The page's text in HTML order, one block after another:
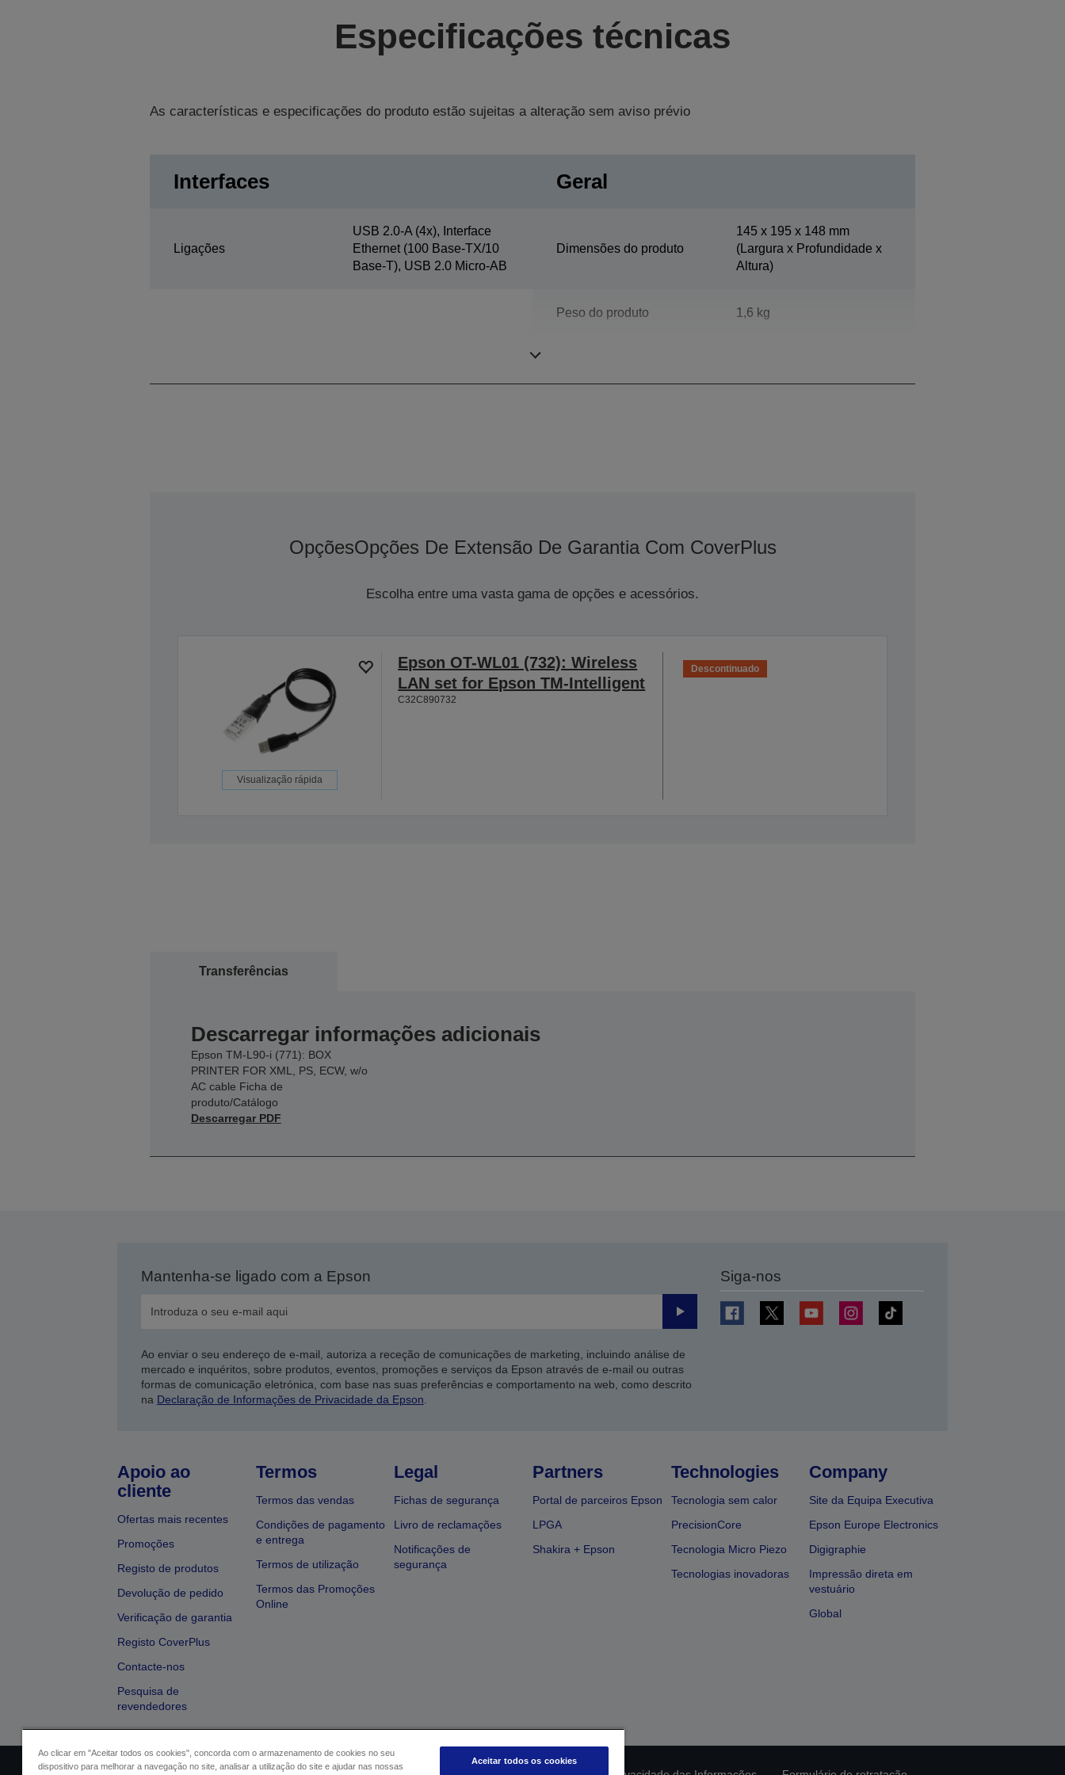
Especificações técnicas
As características e especificações do produto estão sujeitas a alteração sem aviso prévio
Interfaces
Ligações
USB 2.0-A (4x), Interface
Ethernet (100 Base-TX/10
Base-T), USB 2.0 Micro-AB
Geral
Dimensões do produto
145‎ x 195 x 148 mm
(Largura x Profundidade x
Altura)
Peso do produto 1,6 kg
OpçõesOpções De Extensão De Garantia Com CoverPlus
Escolha entre uma vasta gama de opções e acessórios.
Visualização rápida
Epson OT-WL01 (732): Wireless
LAN set for Epson TM-Intelligent
C32C890732
Descontinuado
Transferências
Descarregar informações adicionais
Epson TM-L90-i (771): BOX
PRINTER FOR XML, PS, ECW, w/o
AC cable Ficha de
produto/Catálogo
Descarregar PDF
Mantenha-se ligado com a Epson
Enviar
Ao enviar o seu endereço de e-mail, autoriza a receção de comunicações de marketing, incluindo análise de
mercado e inquéritos, sobre produtos, eventos, promoções e serviços da Epson através de e-mail ou outras
formas de comunicação eletrónica, com base nas suas preferências e comportamento na web, como descrito
na Declaração de Informações de Privacidade da Epson.
Siga-nos
Apoio ao
cliente
Ofertas mais recentes
Promoções
Registo de produtos
Devolução de pedido
Verificação de garantia
Registo CoverPlus
Contacte-nos
Pesquisa de
revendedores
Termos
Termos das vendas
Condições de pagamento
e entrega
Termos de utilização
Termos das Promoções
Online
Legal
Fichas de segurança
Livro de reclamações
Notificações de
segurança
Partners
Portal de parceiros Epson
LPGA
Shakira + Epson
Technologies
Tecnologia sem calor
PrecisionCore
Tecnologia Micro Piezo
Tecnologias inovadoras
Company
Site da Equipa Executiva
Epson Europe Electronics
Digigraphie
Impressão direta em
vestuário
Global
Ao clicar em "Aceitar todos os cookies", concorda com o armazenamento de cookies no seu
dispositivo para melhorar a navegação no site, analisar a utilização do site e ajudar nas nossas
Aceitar todos os cookies